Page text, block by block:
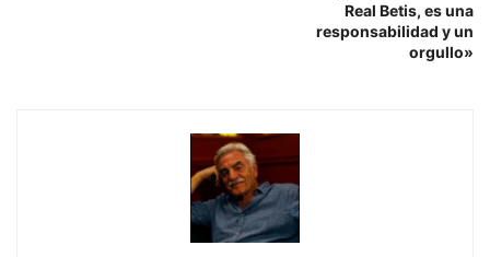
Real Betis, es una
responsabilidad y un
orgullo»